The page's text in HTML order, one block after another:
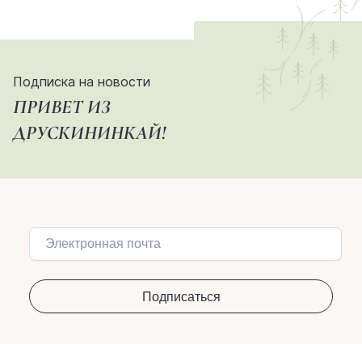
Подписка на новости
ПРИВЕТ ИЗ
ДРУСКИНИНКАЙ!